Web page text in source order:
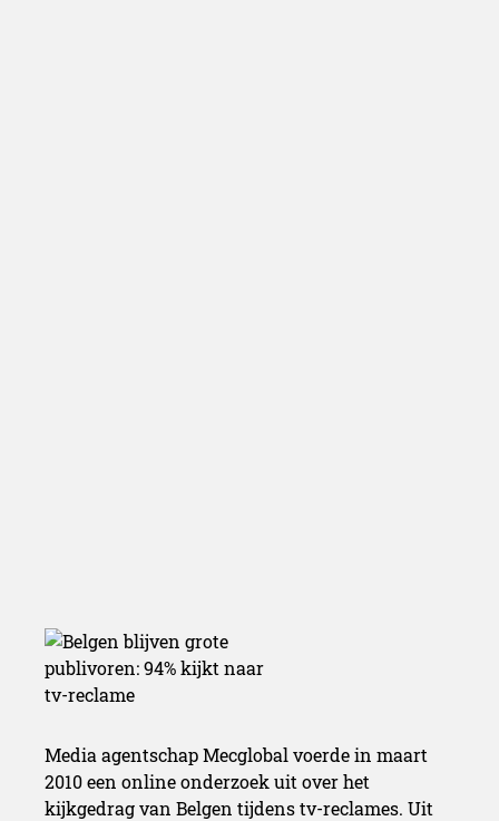
Media agentschap Mecglobal voerde in maart
2010 een online onderzoek uit over het
kijkgedrag van Belgen tijdens tv-reclames. Uit